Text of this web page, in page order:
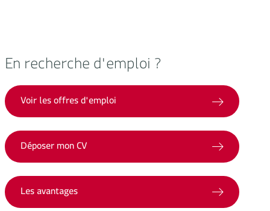
En recherche d'emploi ?
Voir les offres d'emploi
Déposer mon CV
Les avantages